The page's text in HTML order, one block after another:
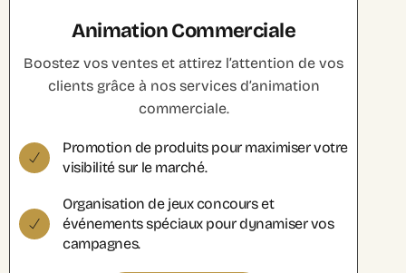
Animation Commerciale
Boostez vos ventes et attirez l’attention de vos
clients grâce à nos services d’animation
commerciale.
Promotion de produits pour maximiser votre
visibilité sur le marché.
Organisation de jeux concours et
événements spéciaux pour dynamiser vos
campagnes.